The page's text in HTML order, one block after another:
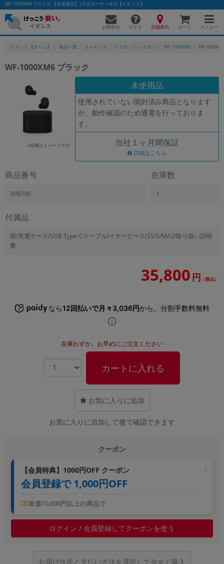
WF-1000XM6 ブラック 【未使用品】|中古オーディオの【イオシス】
お問合せ ガイド 店舗案内 カート メニュー
イオシス 【ホーム】 商品一覧 オーディオ イヤホン/ヘッドホン WF-1000XM6 WF-
WF-1000XM6 ブラック
※画像はイメージです
未使用品
使用されていない開封済み商品となります
が、動作確認のため通電を行っておりま
す。
当社１ヶ月間保証
詳細はこちら
商品番号
398796
在庫数
1
付属品
箱/充電ケース/USB Type-Cケーブル/イヤーピース(SS/S/M/L)/取り扱い説明
書
35,800 円 （税込）
なら12回払いで月々3,036円から。分割手数料無料
在庫わずか。お早めにご注文ください
カートに入れる
お気に入りに追加
お気に入りに追加して後で確認できます
クーポン
【会員特典】1000円OFF クーポン
会員登録で 1,000円OFF
単価10,000円以上の商品で
ログイン / 会員登録してクーポンを使う
お届け住所と支払い方法を選択して今すぐ購入
かんたんパソコン検索に切り替える
フリーワード
除外ワード
カテゴリー
商品シリーズ名・ブランド名の絞り込み。
メーカー
商品状態の絞り込み
「新品」「未使用」「中古」など
容量
~